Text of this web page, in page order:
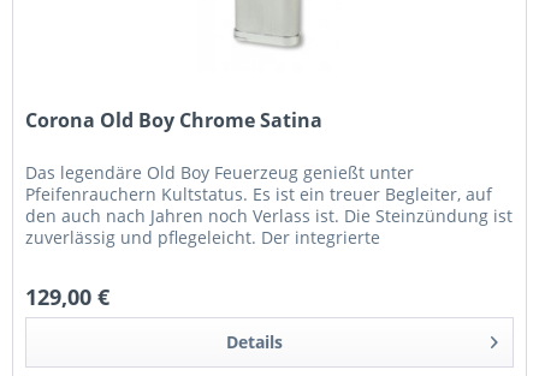
Corona Old Boy Chrome Satina
Das legendäre Old Boy Feuerzeug genießt unter
Pfeifenrauchern Kultstatus. Es ist ein treuer Begleiter, auf
den auch nach Jahren noch Verlass ist. Die Steinzündung ist
zuverlässig und pflegeleicht. Der integrierte
129,00 €
Details